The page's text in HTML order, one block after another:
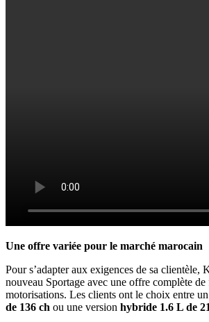
Une offre variée pour le marché marocain
Pour s’adapter aux exigences de sa clientèle,
nouveau Sportage avec une offre complète
motorisations. Les clients ont le choix entre
de 136 ch ou une version hybride 1.6 L de